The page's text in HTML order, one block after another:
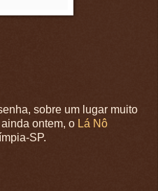
sobre um lugar muito
ontem, o Lá Nô
SP.